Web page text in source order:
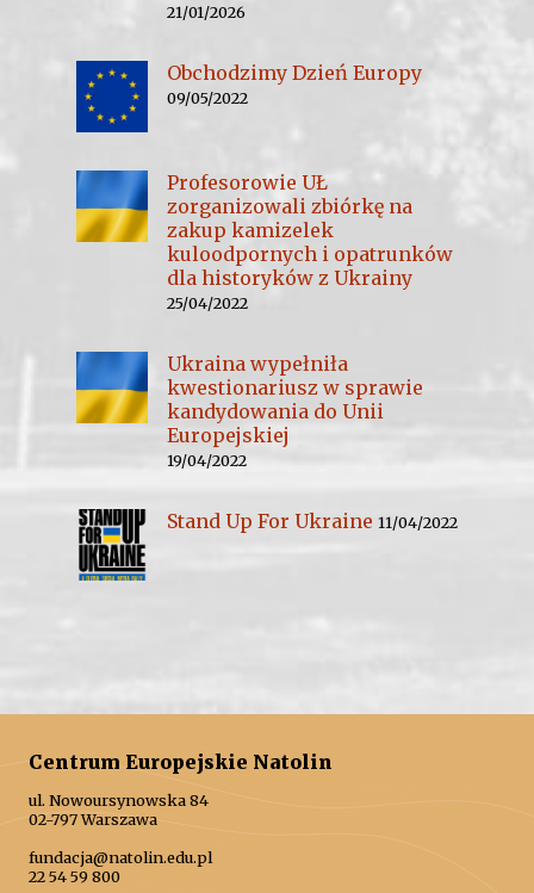
21/01/2026
Obchodzimy Dzień Europy
09/05/2022
Profesorowie UŁ
zorganizowali zbiórkę na
zakup kamizelek
kuloodpornych i opatrunków
dla historyków z Ukrainy
25/04/2022
Ukraina wypełniła
kwestionariusz w sprawie
kandydowania do Unii
Europejskiej
19/04/2022
Stand Up For Ukraine 11/04/2022
Centrum Europejskie Natolin
ul. Nowoursynowska 84
02-797 Warszawa
fundacja@natolin.edu.pl
22 54 59 800